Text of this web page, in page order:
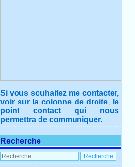
Si vous souhaitez me contacter,
voir sur la colonne de droite, le
point contact qui nous
permettra de communiquer.
Recherche